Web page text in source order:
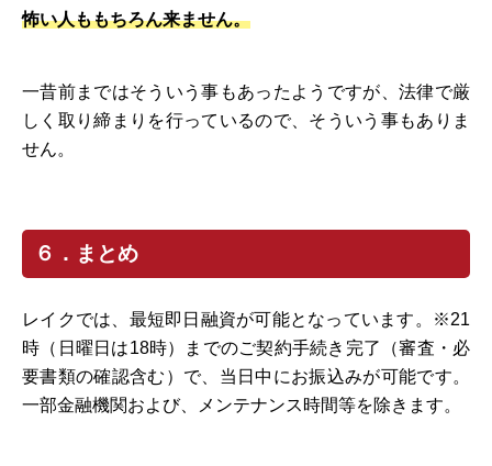
怖い人ももちろん来ません。
一昔前まではそういう事もあったようですが、法律で厳
しく取り締まりを行っているので、そういう事もありま
せん。
６．まとめ
レイクでは、最短即日融資が可能となっています。※21
時（日曜日は18時）までのご契約手続き完了（審査・必
要書類の確認含む）で、当日中にお振込みが可能です。
一部金融機関および、メンテナンス時間等を除きます。